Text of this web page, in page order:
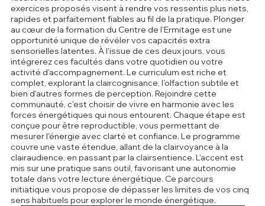
exercices proposés visent à rendre vos ressentis plus nets,
rapides et parfaitement fiables au fil de la pratique. Plonger
au cœur de la formation du Centre de l'Ermitage est une
opportunité unique de révéler vos capacités extra
sensorielles latentes. À l'issue de ces deux jours, vous
intégrerez ces facultés dans votre quotidien ou votre
activité d'accompagnement. Le curriculum est riche et
complet, explorant la claircognisance, l'olfaction subtile et
bien d'autres formes de perception. Rejoindre cette
communauté, c'est choisir de vivre en harmonie avec les
forces énergétiques qui nous entourent. Chaque étape est
conçue pour être reproductible, vous permettant de
mesurer l'énergie avec clarté et confiance. Le programme
couvre une vaste étendue, allant de la clairvoyance à la
clairaudience, en passant par la clairsentience. L'accent est
mis sur une pratique sans outil, favorisant une autonomie
totale dans votre lecture énergétique. Ce parcours
initiatique vous propose de dépasser les limites de vos cinq
sens habituels pour explorer le monde énergétique.